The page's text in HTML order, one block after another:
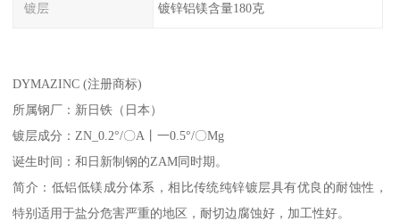
镀层 镀锌铝镁含量180克
DYMAZINC (注册商标)
所属钢厂：新日铁（日本）
镀层成分：ZN_0.2°/〇A丨一0.5°/〇Mg
诞生时间：和日新制钢的ZAM同时期。
简介：低铝低镁成分体系，相比传统纯锌镀层具有优良的耐蚀性，
特别适用于盐分危害严重的地区，耐切边腐蚀好，加工性好。